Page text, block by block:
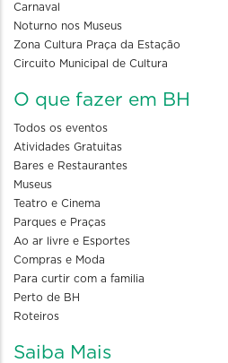
Carnaval
Noturno nos Museus
Zona Cultura Praça da Estação
Circuito Municipal de Cultura
O que fazer em BH
Todos os eventos
Atividades Gratuitas
Bares e Restaurantes
Museus
Teatro e Cinema
Parques e Praças
Ao ar livre e Esportes
Compras e Moda
Para curtir com a familia
Perto de BH
Roteiros
Saiba Mais